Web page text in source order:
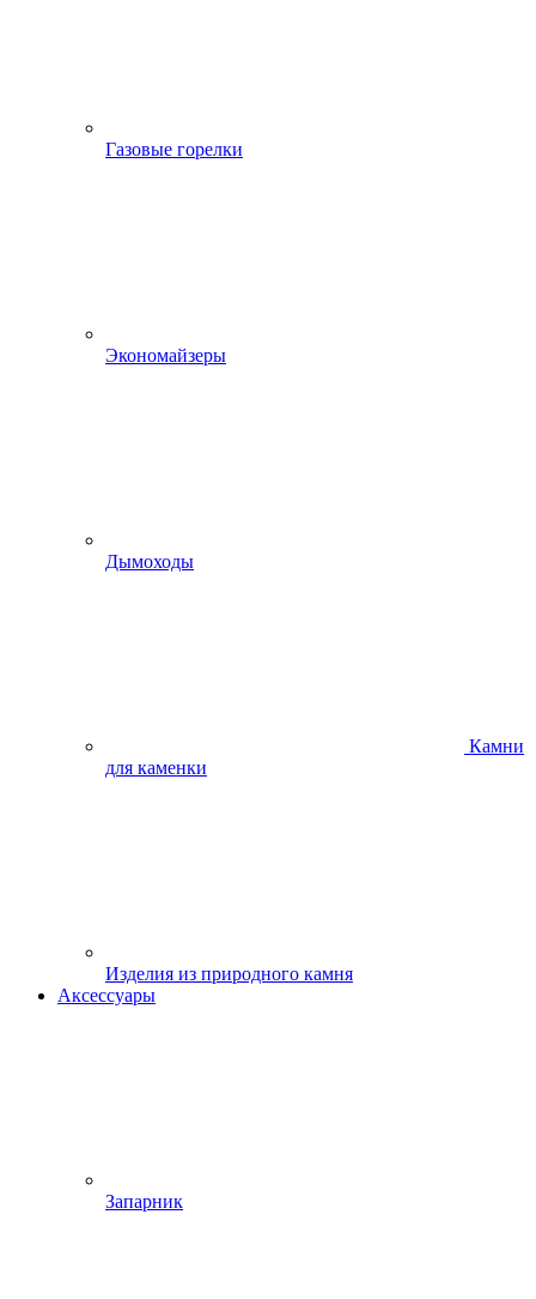
Газовые горелки
Экономайзеры
Дымоходы
Камни
для каменки
Изделия из природного камня
Аксессуары
Запарник